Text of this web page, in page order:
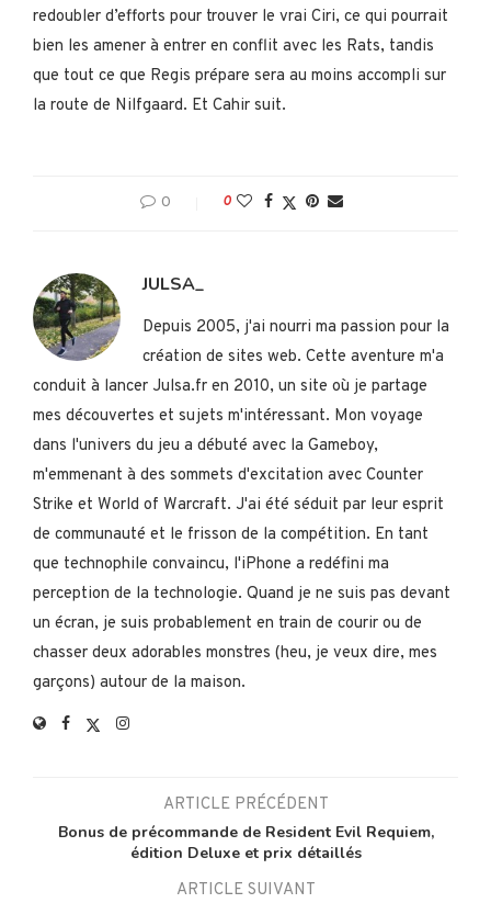
redoubler d’efforts pour trouver le vrai Ciri, ce qui pourrait
bien les amener à entrer en conflit avec les Rats, tandis
que tout ce que Regis prépare sera au moins accompli sur
la route de Nilfgaard. Et Cahir suit.
0 0
JULSA_
Depuis 2005, j'ai nourri ma passion pour la
création de sites web. Cette aventure m'a
conduit à lancer Julsa.fr en 2010, un site où je partage
mes découvertes et sujets m'intéressant. Mon voyage
dans l'univers du jeu a débuté avec la Gameboy,
m'emmenant à des sommets d'excitation avec Counter
Strike et World of Warcraft. J'ai été séduit par leur esprit
de communauté et le frisson de la compétition. En tant
que technophile convaincu, l'iPhone a redéfini ma
perception de la technologie. Quand je ne suis pas devant
un écran, je suis probablement en train de courir ou de
chasser deux adorables monstres (heu, je veux dire, mes
garçons) autour de la maison.
ARTICLE PRÉCÉDENT
Bonus de précommande de Resident Evil Requiem,
édition Deluxe et prix détaillés
ARTICLE SUIVANT